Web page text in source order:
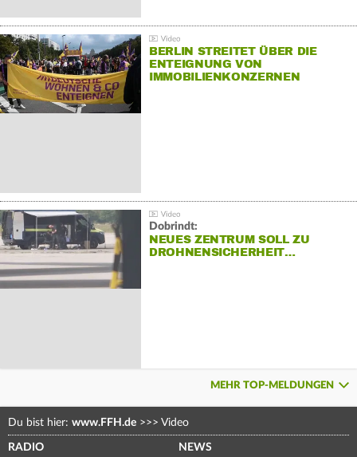
BERLIN STREITET ÜBER DIE
ENTEIGNUNG VON
IMMOBILIENKONZERNEN
Dobrindt:
NEUES ZENTRUM SOLL ZU
DROHNENSICHERHEIT…
MEHR TOP-MELDUNGEN
Du bist hier: www.FFH.de >>> Video
RADIO NEWS